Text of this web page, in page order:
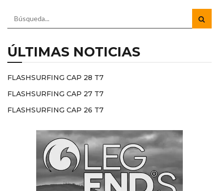
ÚLTIMAS NOTICIAS
FLASHSURFING CAP 28 T7
FLASHSURFING CAP 27 T7
FLASHSURFING CAP 26 T7